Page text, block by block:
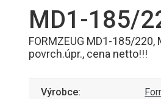
MD1-185/
FORMZEUG MD1-185/
povrch.úpr., cena netto!!!
Výrobce: